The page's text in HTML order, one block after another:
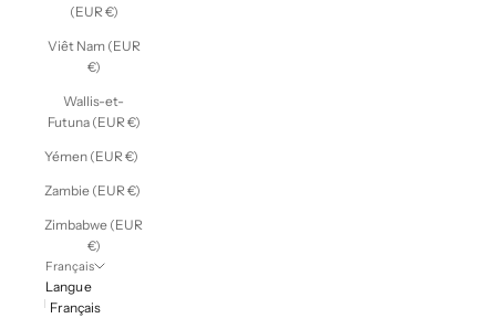
(EUR €)
Viêt Nam (EUR
€)
Wallis-et-
Futuna (EUR €)
Yémen (EUR €)
Zambie (EUR €)
Zimbabwe (EUR
€)
Français
Langue
Français